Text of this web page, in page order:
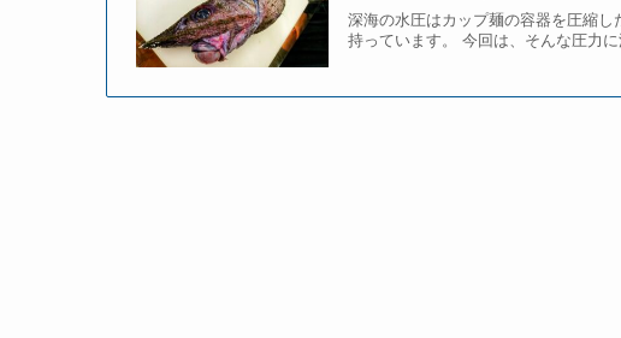
深海の水圧はカップ麺の容器を圧縮
持っています。 今回は、そんな圧力